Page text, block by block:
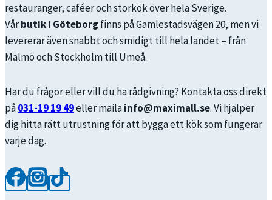
restauranger, caféer och storkök över hela Sverige.
Vårbutik i Göteborg finns på Gamlestadsvägen 20, men vi
levererar även snabbt och smidigt till hela landet – från
Malmö och Stockholm till Umeå.
Har du frågor eller vill du ha rådgivning? Kontakta oss direkt
på031-19 19 49eller mailainfo@maximall.se. Vi hjälper
dig hitta rätt utrustning för att bygga ett kök som fungerar
varje dag.